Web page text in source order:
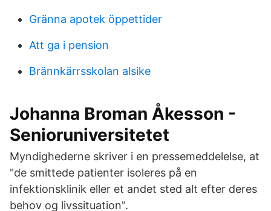
Gränna apotek öppettider
Att ga i pension
Brännkärrsskolan alsike
Johanna Broman Åkesson -
Senioruniversitetet
Myndighederne skriver i en pressemeddelelse, at
"de smittede patienter isoleres på en
infektionsklinik eller et andet sted alt efter deres
behov og livssituation".